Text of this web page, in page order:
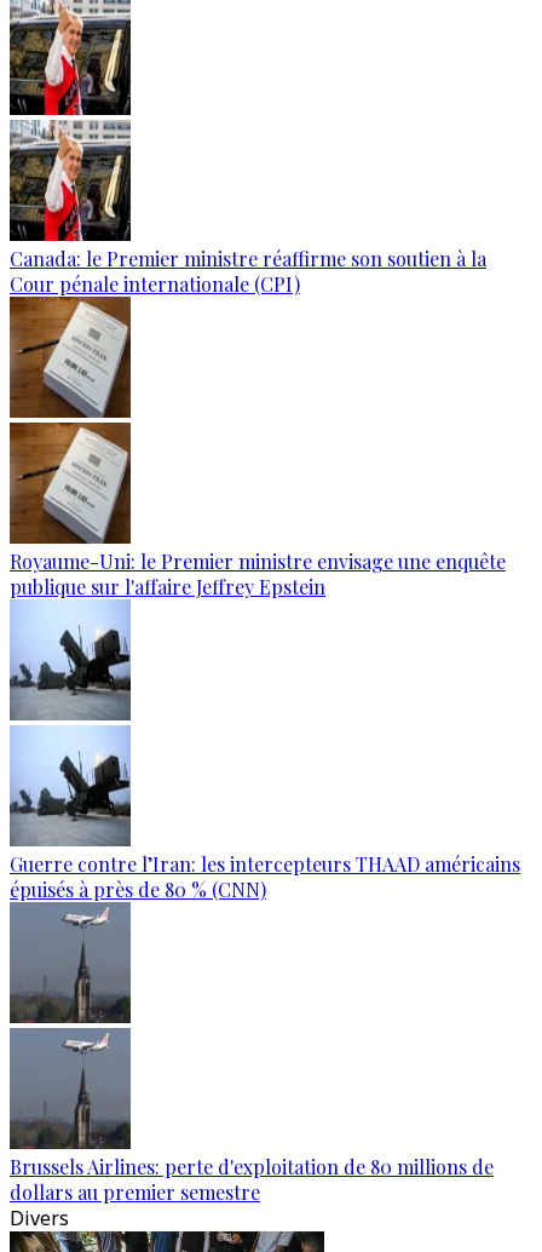
Canada: le Premier ministre réaffirme son soutien à la
Cour pénale internationale (CPI)
Royaume-Uni: le Premier ministre envisage une enquête
publique sur l'affaire Jeffrey Epstein
Guerre contre l’Iran: les intercepteurs THAAD américains
épuisés à près de 80 % (CNN)
Brussels Airlines: perte d'exploitation de 80 millions de
dollars au premier semestre
Divers